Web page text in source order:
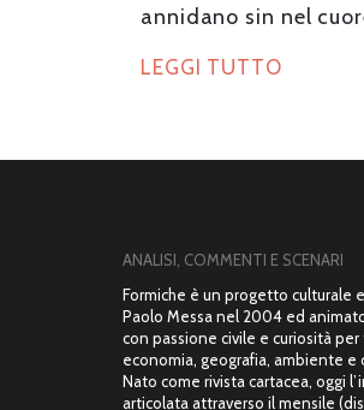
annidano sin nel
LEGGI TUTTO
ANALISI, COMMENTI E SCENARI
Formiche è un progetto culturale
Paolo Messa nel 2004 ed
con passione civile e curiosità
economia, geografia, ambiente e
Nato come rivista cartacea, oggi
articolata attraverso il mensile